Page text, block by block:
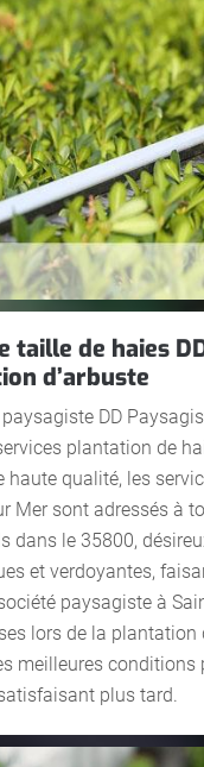
taille de haies
d’arbuste
DD
plantation de
haute qualité, les
Mer sont adressés à
dans le 35800,
et verdoyantes,
paysagiste à
lors de la plantation
meilleures
plus tard.